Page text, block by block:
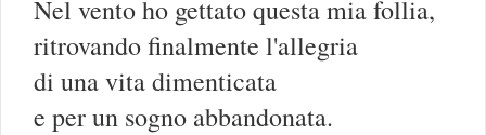
Nel vento ho gettato questa mia follia,
ritrovando finalmente l'allegria
di una vita dimenticata
e per un sogno abbandonata.